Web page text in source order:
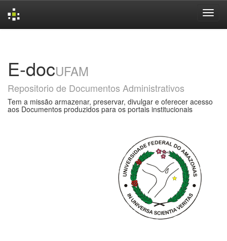
E-docUFAM
Repositorio de Documentos Administrativos
Tem a missão armazenar, preservar, divulgar e oferecer acesso
aos Documentos produzidos para os portais institucionais